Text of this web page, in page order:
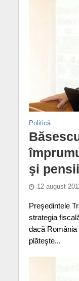
Politică
şi
12 august
Preşedintele
strategia
dacă România
plăteşte...